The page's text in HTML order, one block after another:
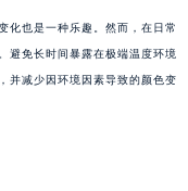
化也是一种乐趣。然而，在日常
避免长时间暴露在极端温度环境
并减少因环境因素导致的颜色变